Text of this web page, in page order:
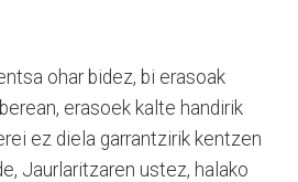
ohar bidez, bi erasoak
erasoek kalte handirik
ez diela garrantzirik kentzen
Jaurlaritzaren ustez, halako